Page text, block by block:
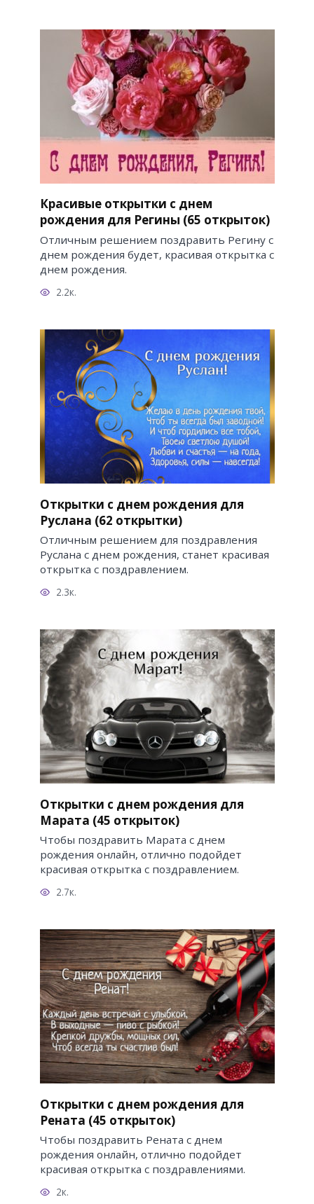
Красивые открытки с днем
рождения для Регины (65 открыток)
Отличным решением поздравить Регину с
днем рождения будет, красивая открытка с
днем рождения.
2.2к.
Открытки с днем рождения для
Руслана (62 открытки)
Отличным решением для поздравления
Руслана с днем рождения, станет красивая
открытка с поздравлением.
2.3к.
Открытки с днем рождения для
Марата (45 открыток)
Чтобы поздравить Марата с днем
рождения онлайн, отлично подойдет
красивая открытка с поздравлением.
2.7к.
Открытки с днем рождения для
Рената (45 открыток)
Чтобы поздравить Рената с днем
рождения онлайн, отлично подойдет
красивая открытка с поздравлениями.
2к.